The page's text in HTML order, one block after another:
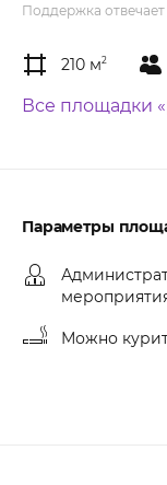
Поддержка отвечает
210 м2
Все площадки
Параметры
Можно